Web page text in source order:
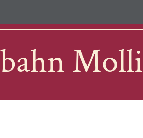
Molli